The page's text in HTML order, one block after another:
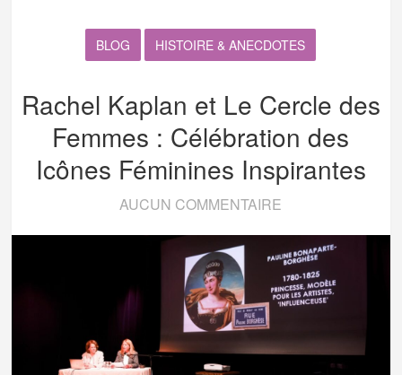
BLOG HISTOIRE & ANECDOTES
Rachel Kaplan et Le Cercle des
Femmes : Célébration des
Icônes Féminines Inspirantes
AUCUN COMMENTAIRE